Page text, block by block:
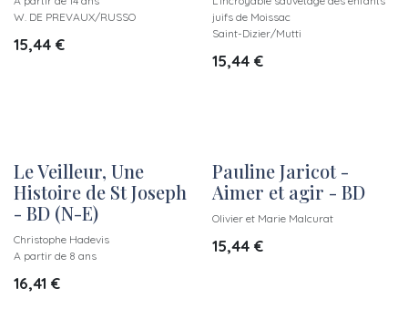
W. DE PREVAUX/RUSSO
15,44 €
juifs de Moissac
Saint-Dizier/Mutti
15,44€
Le Veilleur, Une
Histoire de St Joseph
- BD (N-E)
Christophe Hadevis
A partir de 8 ans
16,41 €
Pauline Jaricot -
Aimer et agir - BD
Olivier et Marie Malcurat
15,44€